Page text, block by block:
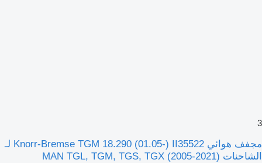
3
مجفف هوائي Knorr-Bremse TGM 18.290 (01.05-) II35522 لـ
الشاحنات MAN TGL, TGM, TGS, TGX (2005-2021)